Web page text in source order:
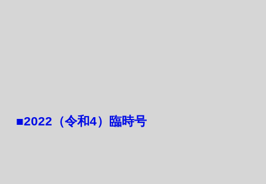
​■2022（令和4）臨時号